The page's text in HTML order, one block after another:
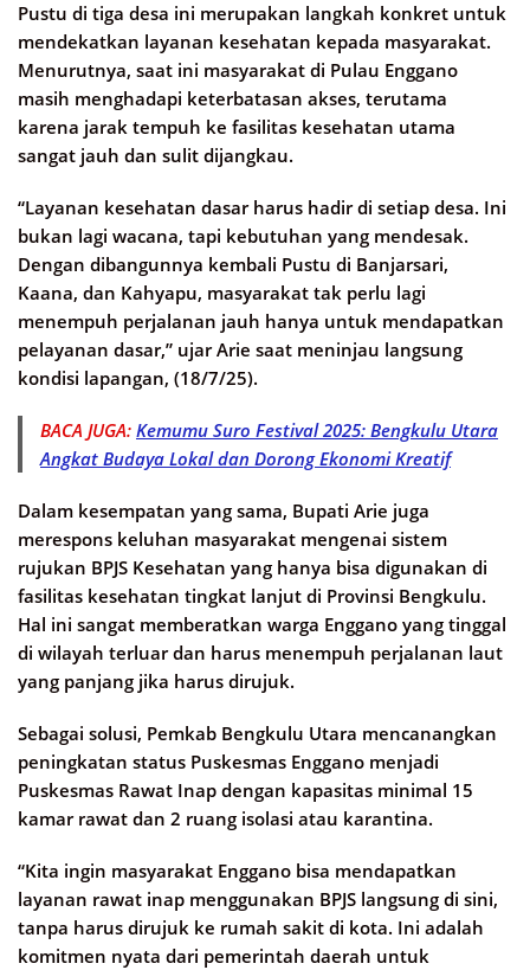
Pustu di tiga desa ini merupakan langkah konkret untuk
mendekatkan layanan kesehatan kepada masyarakat.
Menurutnya, saat ini masyarakat di Pulau Enggano
masih menghadapi keterbatasan akses, terutama
karena jarak tempuh ke fasilitas kesehatan utama
sangat jauh dan sulit dijangkau.
“Layanan kesehatan dasar harus hadir di setiap desa. Ini
bukan lagi wacana, tapi kebutuhan yang mendesak.
Dengan dibangunnya kembali Pustu di Banjarsari,
Kaana, dan Kahyapu, masyarakat tak perlu lagi
menempuh perjalanan jauh hanya untuk mendapatkan
pelayanan dasar,” ujar Arie saat meninjau langsung
kondisi lapangan, (18/7/25).
BACA JUGA: Kemumu Suro Festival 2025: Bengkulu Utara
Angkat Budaya Lokal dan Dorong Ekonomi Kreatif
Dalam kesempatan yang sama, Bupati Arie juga
merespons keluhan masyarakat mengenai sistem
rujukan BPJS Kesehatan yang hanya bisa digunakan di
fasilitas kesehatan tingkat lanjut di Provinsi Bengkulu.
Hal ini sangat memberatkan warga Enggano yang tinggal
di wilayah terluar dan harus menempuh perjalanan laut
yang panjang jika harus dirujuk.
Sebagai solusi, Pemkab Bengkulu Utara mencanangkan
peningkatan status Puskesmas Enggano menjadi
Puskesmas Rawat Inap dengan kapasitas minimal 15
kamar rawat dan 2 ruang isolasi atau karantina.
“Kita ingin masyarakat Enggano bisa mendapatkan
layanan rawat inap menggunakan BPJS langsung di sini,
tanpa harus dirujuk ke rumah sakit di kota. Ini adalah
komitmen nyata dari pemerintah daerah untuk